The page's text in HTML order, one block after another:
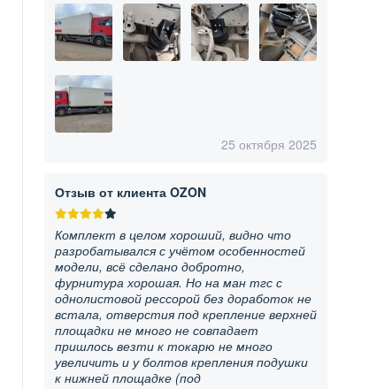
25 октября 2025
Отзыв от клиента OZON
Комплект в целом хороший, видно что
разробатывался с учётом особенностей
модели, всё сделано добротно,
фурнитура хорошая. Но на ман тгс с
однолистовой рессорой без доработок не
встала, отверстия под крепление верхней
площадки не много не совпадает
пришлось везти к токарю не много
увеличить и у болтов крепления подушки
к нижней площадке (под